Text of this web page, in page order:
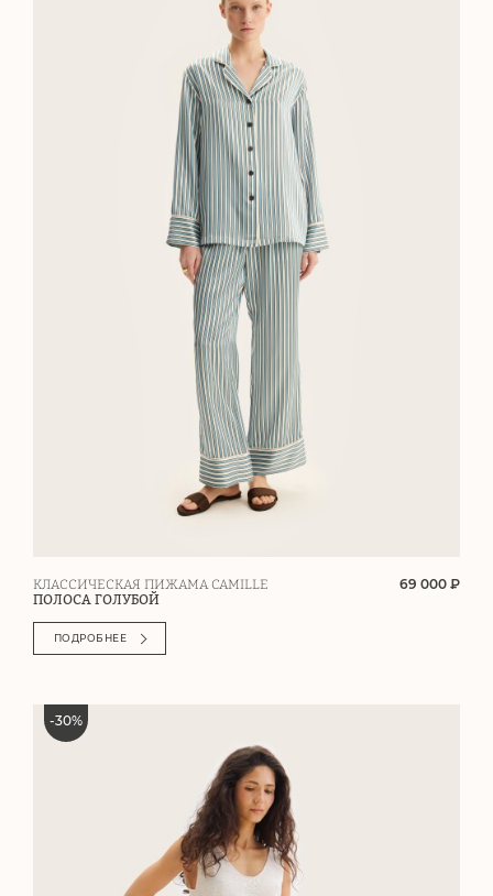
КЛАССИЧЕСКАЯ ПИЖАМА CAMILLE
ПОЛОСА ГОЛУБОЙ
69 000 ₽
ПОДРОБНЕЕ
-30%